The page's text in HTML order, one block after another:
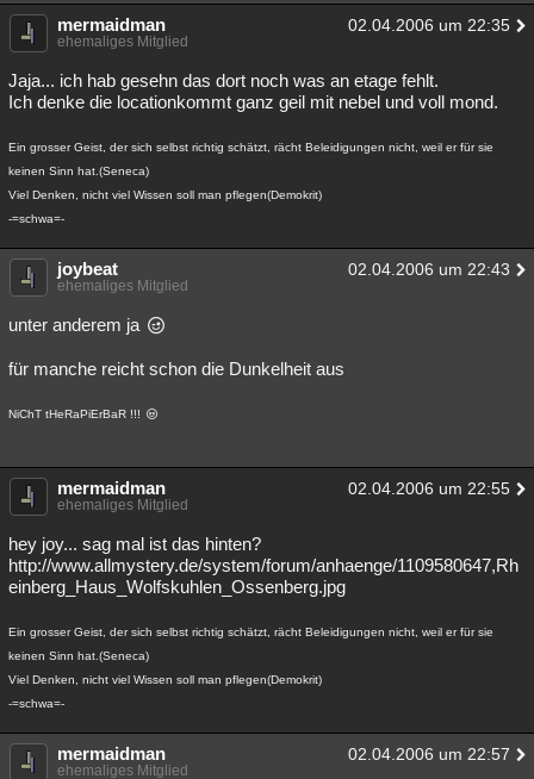
mermaidman 02.04.2006 um 22:35
ehemaliges Mitglied
Jaja... ich hab gesehn das dort noch was an etage fehlt.
Ich denke die locationkommt ganz geil mit nebel und voll mond.
Ein grosser Geist, der sich selbst richtig schätzt, rächt Beleidigungen nicht, weil er für sie
keinen Sinn hat.(Seneca)
Viel Denken, nicht viel Wissen soll man pflegen(Demokrit)
-=schwa=-
joybeat 02.04.2006 um 22:43
ehemaliges Mitglied
unter anderem ja
für manche reicht schon die Dunkelheit aus
NiChT tHeRaPiErBaR !!!
mermaidman 02.04.2006 um 22:55
ehemaliges Mitglied
hey joy... sag mal ist das hinten?
http://www.allmystery.de/system/forum/anhaenge/1109580647,Rh
einberg_Haus_Wolfskuhlen_Ossenberg.jpg
Ein grosser Geist, der sich selbst richtig schätzt, rächt Beleidigungen nicht, weil er für sie
keinen Sinn hat.(Seneca)
Viel Denken, nicht viel Wissen soll man pflegen(Demokrit)
-=schwa=-
mermaidman 02.04.2006 um 22:57
ehemaliges Mitglied